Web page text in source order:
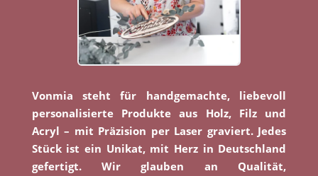
Vonmia steht für handgemachte, liebevoll
personalisierte Produkte aus Holz, Filz und
Acryl – mit Präzision per Laser graviert. Jedes
Stück ist ein Unikat, mit Herz in Deutschland
gefertigt. Wir glauben an Qualität,